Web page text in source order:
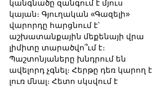
կանգնածը զանգում է մյուս
կայան։ Գյուղական «Գազելի»
վարորդը հարցնում է՝
աշխատանքային մեքենայի վրա
լիմիտը տարածվո՞ւմ է։
Պաշտոնյաները խնդրում են
ավելորդ չգնել։ Հերթը դեռ կարող է
լուռ մնալ։ Հետո սկսվում է